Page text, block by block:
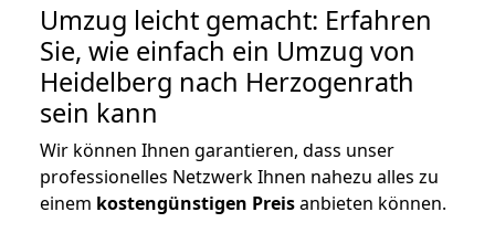
Umzug leicht gemacht: Erfahren
Sie, wie einfach ein Umzug von
Heidelberg nach Herzogenrath
sein kann
Wir können Ihnen garantieren, dass unser
professionelles Netzwerk Ihnen nahezu alles zu
einem kostengünstigen Preisanbieten können.